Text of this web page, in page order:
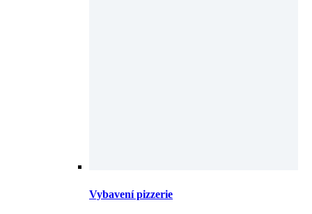
Vybavení pizzerie